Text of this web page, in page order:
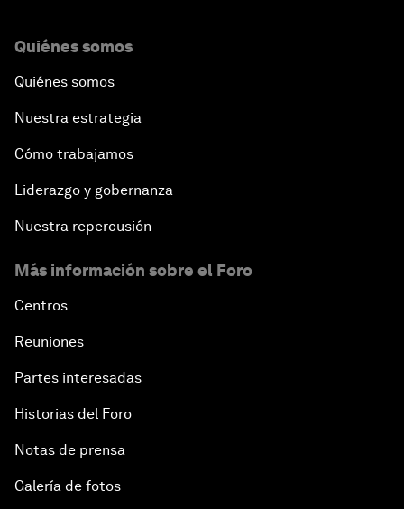
Quiénes somos
Quiénes somos
Nuestra estrategia
Cómo trabajamos
Liderazgo y gobernanza
Nuestra repercusión
Más información sobre el Foro
Centros
Reuniones
Partes interesadas
Historias del Foro
Notas de prensa
Galería de fotos